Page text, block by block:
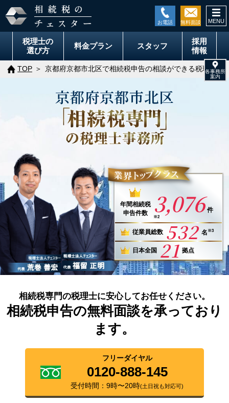
税理士の
選び方
料金プラン スタッフ
採用
情報
TOP 京都府京都市北区で相続税申告の相談ができる税理士事
京都府京都市北区
年間相続税
申告件数
3,076 件
※2
従業員総数 532 名 ※3
日本全国 21 拠点
相続税専門の税理士に安心してお任せください。
相続税申告の無料面談を承っており
ます。
フリーダイヤル
0120-888-145
受付時間：9時〜20時(土日祝も対応可)